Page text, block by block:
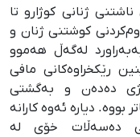
ژنانی کوژارو تا
کوشتنی ژنان و
لەگەڵ هەموو
رێکخراوەکانی مافی
دەدەن و بەگشتی
بووە. دیارە ئەوە کارانە
دەسەڵات خۆی لە